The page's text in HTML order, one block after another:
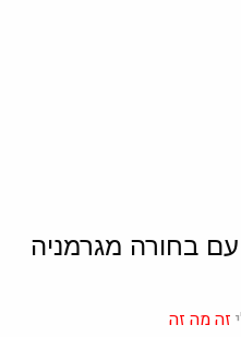
בחורה מגרמניה
זה מה זה